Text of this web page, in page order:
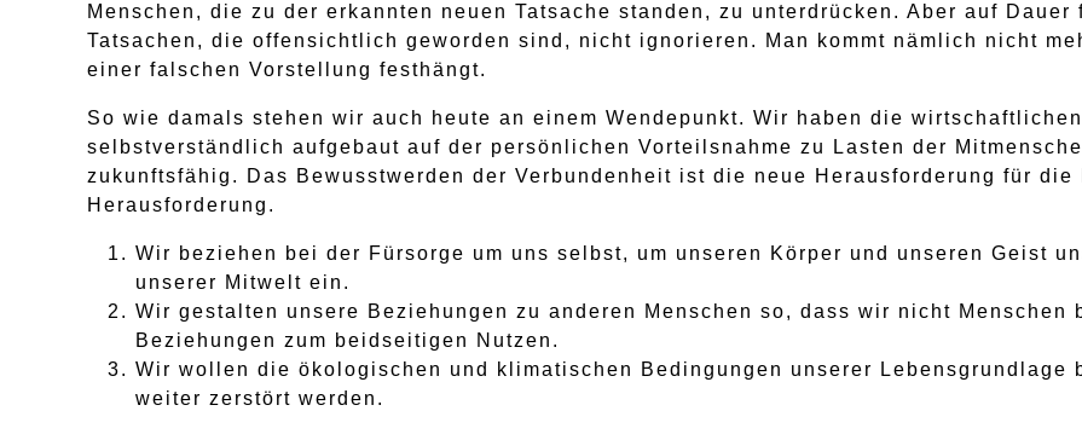
Menschen, die zu der erkannten neuen Tatsache standen, zu unterdrücken. Aber auf
Tatsachen, die offensichtlich geworden sind, nicht ignorieren. Man kommt nämlich nicht
einer falschen Vorstellung festhängt.
So wie damals stehen wir auch heute an einem Wendepunkt. Wir haben die
selbstverständlich aufgebaut auf der persönlichen Vorteilsnahme zu Lasten der
zukunftsfähig. Das Bewusstwerden der Verbundenheit ist die neue Herausforderung für
Herausforderung.
Wir beziehen bei der Fürsorge um uns selbst, um unseren Körper und unseren Geist
unserer Mitwelt ein.
Wir gestalten unsere Beziehungen zu anderen Menschen so, dass wir nicht
Beziehungen zum beidseitigen Nutzen.
Wir wollen die ökologischen und klimatischen Bedingungen unserer
weiter zerstört werden.